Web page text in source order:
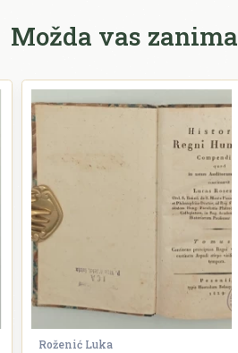
Možda vas zanima
Roženić Luka